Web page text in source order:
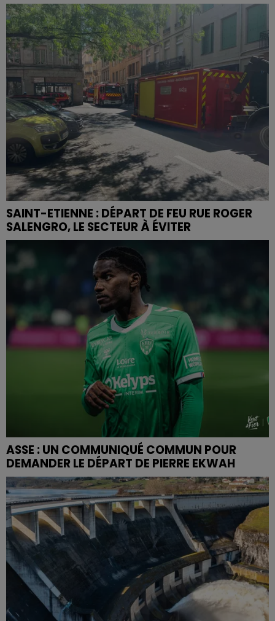
SAINT-ETIENNE : DÉPART DE FEU RUE ROGER
SALENGRO, LE SECTEUR À ÉVITER
ASSE : UN COMMUNIQUÉ COMMUN POUR
DEMANDER LE DÉPART DE PIERRE EKWAH